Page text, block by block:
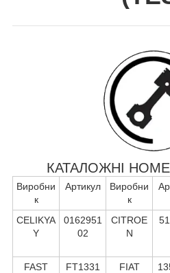
КАТАЛОЖНІ
Виробни
к
Артикул
Виробни
к
CELIKYA
Y
0162951
02
CITROE
N
FAST
FT1331
FIAT